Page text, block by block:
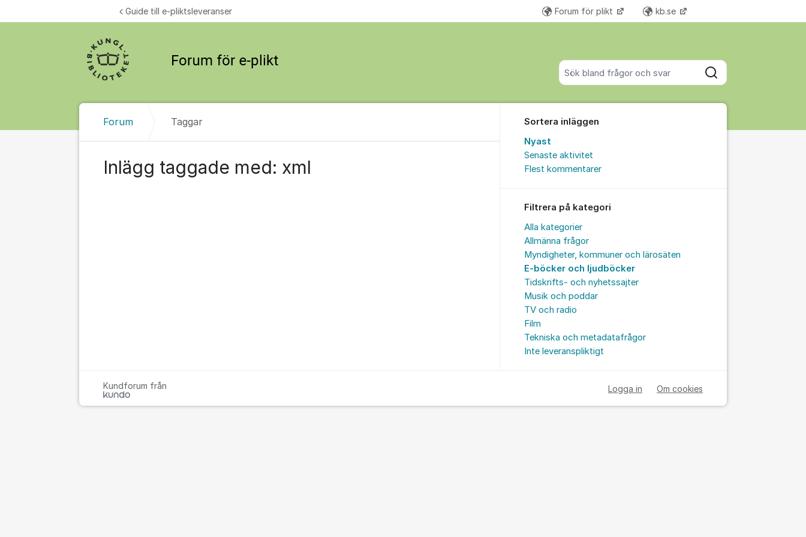
Sök bland alla inlägg
Sök
Guide till e-pliktsleveranser Forum för plikt kb.se Fler supportlänkar
Forum Taggar
Inlägg taggade med: xml
Sortera inläggen
Nyast
Senaste aktivitet
Flest kommentarer
Filtrera på kategori
Alla kategorier
Allmänna frågor
Myndigheter, kommuner och lärosäten
E-böcker och ljudböcker
Tidskrifts- och nyhetssajter
Musik och poddar
TV och radio
Film
Tekniska och metadatafrågor
Inte leveranspliktigt
Kundforum från Logga in Om cookies